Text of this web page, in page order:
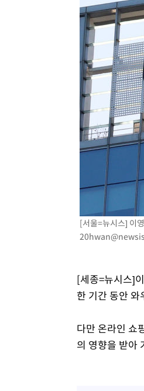
"일본축구협회, 대
[속보]장은수,
"얼마나 더웠으면"…
손흥민, 68분 뛰고 2
'2경기 연속 침묵' 손
이강인, 오늘 서울서
'여긴 20도, 저긴 50도
콜롬비아 신임 우파 대
튀르키예 외무장관, "메
이군이 불법 군시설 건
[서울=뉴시스] 이
[세종=뉴시스]
한 기간 동안
다만 온라인 쇼
의 영향을 받아